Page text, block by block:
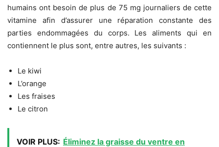
humains ont besoin de plus de 75 mg journaliers de cette
vitamine afin d’assurer une réparation constante des
parties endommagées du corps. Les aliments qui en
contiennent le plus sont, entre autres, les suivants :
Le kiwi
L’orange
Les fraises
Le citron
VOIR PLUS: Éliminez la graisse du ventre en